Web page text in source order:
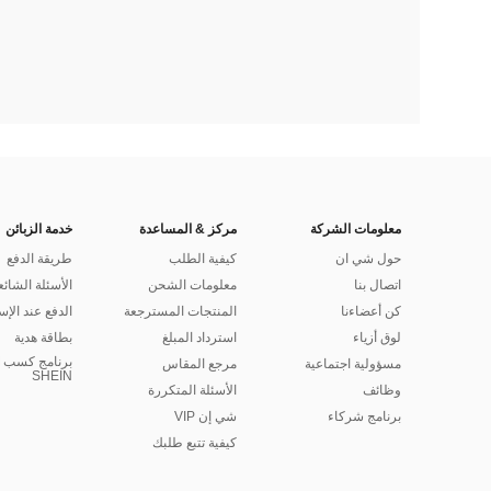
معلومات الشركة
حول شي ان
اتصال بنا
كن أعضاءنا
لوق أزياء
مسؤولية اجتماعية
وظائف
برنامج شركاء
مركز & المساعدة
كيفية الطلب
معلومات الشحن
المنتجات المسترجعة
استرداد المبلغ
مرجع المقاس
الأسئلة المتكررة
شي إن VIP
كيفية تتبع طلبك
خدمة الزبائن
طريقة الدفع
الأسئلة
الدفع عند
بطاقة هدية
برنامج كسب
SHEIN